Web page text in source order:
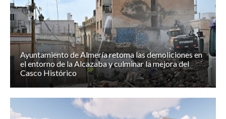
Ayuntamiento de Almería retoma las demoliciones en
el entorno de la Alcazaba y culminar la mejora del
Casco Histórico